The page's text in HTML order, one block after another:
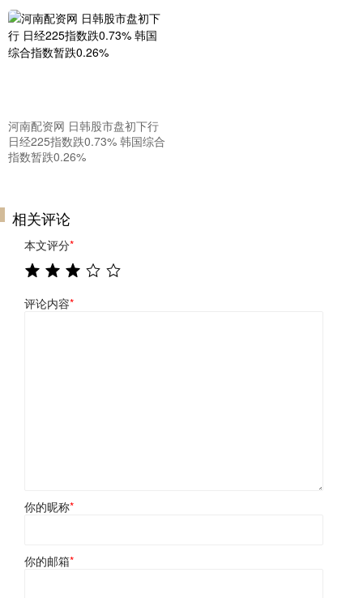
河南配资网 日韩股市盘初下行
日经225指数跌0.73% 韩国综合
指数暂跌0.26%
相关评论
本文评分*
评论内容*
你的昵称*
你的邮箱*